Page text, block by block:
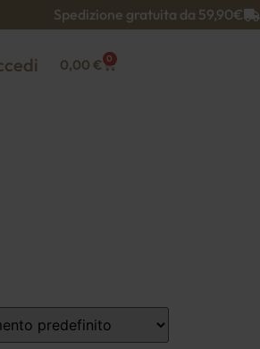
Spedizione gratuita da 59,90€
0,00 € 0